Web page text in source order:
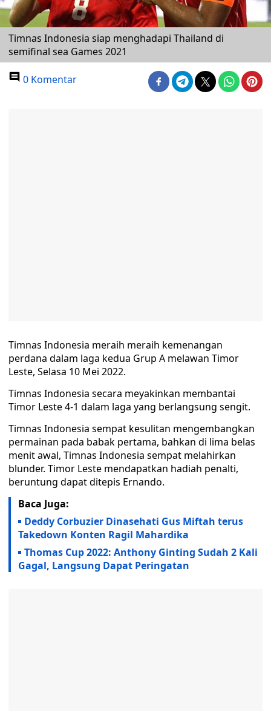
Timnas Indonesia siap menghadapi Thailand di
semifinal sea Games 2021
0 Komentar
Timnas Indonesia meraih meraih kemenangan
perdana dalam laga kedua Grup A melawan Timor
Leste, Selasa 10 Mei 2022.
Timnas Indonesia secara meyakinkan membantai
Timor Leste 4-1 dalam laga yang berlangsung sengit.
Timnas Indonesia sempat kesulitan mengembangkan
permainan pada babak pertama, bahkan di lima belas
menit awal, Timnas Indonesia sempat melahirkan
blunder. Timor Leste mendapatkan hadiah penalti,
beruntung dapat ditepis Ernando.
Baca Juga:
Deddy Corbuzier Dinasehati Gus Miftah terus
Takedown Konten Ragil Mahardika
Thomas Cup 2022: Anthony Ginting Sudah 2 Kali
Gagal, Langsung Dapat Peringatan